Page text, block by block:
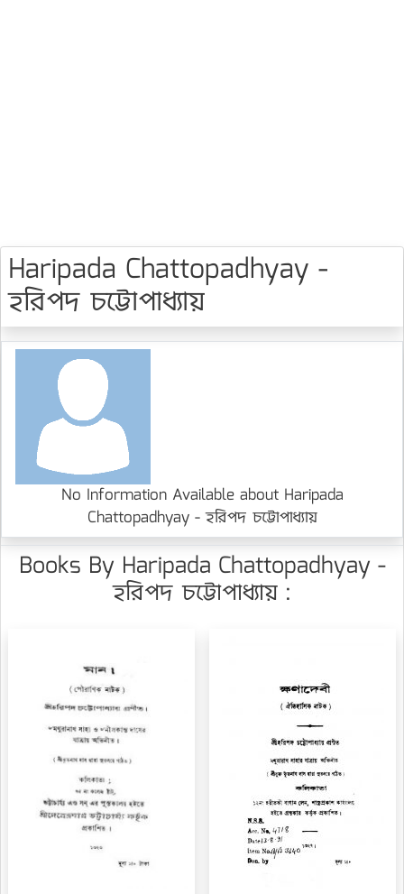
Haripada Chattopadhyay -
হরিপদ চট্টোপাধ্যায়
No Information Available about Haripada
Chattopadhyay - হরিপদ চট্টোপাধ্যায়
Books By Haripada Chattopadhyay -
হরিপদ চট্টোপাধ্যায় :